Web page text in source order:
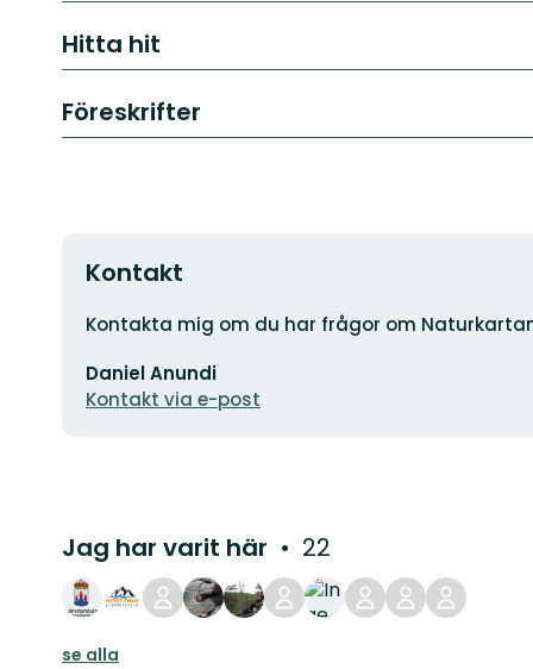
Hitta hit
Föreskrifter
Kontakt
Adress
Kontakta mig om du har frågor om
postadress
Daniel Anundi
Kontakt via e-post
Jag har varit här 22
se alla